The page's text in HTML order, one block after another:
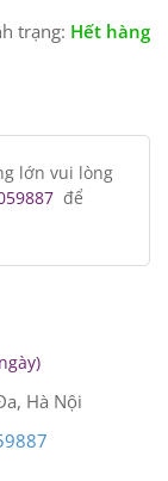
trạng: Hết hàng
lớn vui lòng
để
Hà Nội